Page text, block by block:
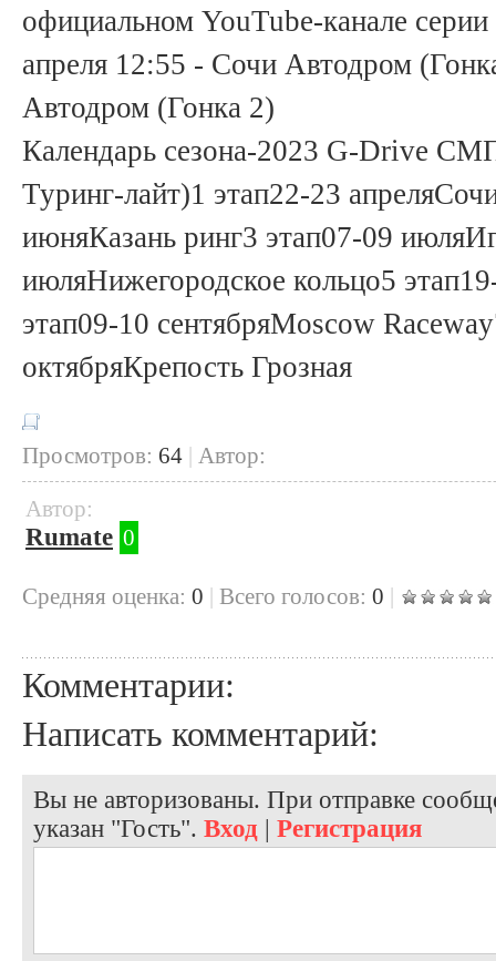
официальном YouTube-канале
апреля 12:55 - Сочи Автодром
Автодром (Гонка 2)
Календарь сезона-2023 G-Drive
Туринг-лайт)1 этап22-23
июняКазань ринг3 этап07-09
июляНижегородское кольцо5
этап09-10 сентябряMoscow
октябряКрепость Грозная
Просмотров: 64 | Автор:
Автор:
Rumate 0
Cредняя оценка: 0 | Всего голосов: 0 |
Комментарии:
Написать комментарий:
Вы не авторизованы. При отправке
указан "Гость". Вход | Регистрация